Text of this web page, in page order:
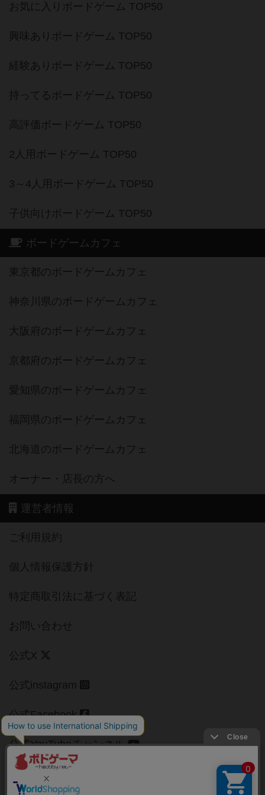
お気に入りボードゲーム TOP50
興味ありボードゲーム TOP50
経験ありボードゲーム TOP50
持ってるボードゲーム TOP50
高評価ボードゲーム TOP50
2人用ボードゲーム TOP50
3～4人用ボードゲーム TOP50
子供向けボードゲーム TOP50
ボードゲームカフェ
東京都のボードゲームカフェ
神奈川県のボードゲームカフェ
大阪府のボードゲームカフェ
京都府のボードゲームカフェ
愛知県のボードゲームカフェ
福岡県のボードゲームカフェ
北海道のボードゲームカフェ
オーナー・店長の方へ
運営者情報
ご利用規約
個人情報保護方針
特定商取引法に基づく表記
お問い合わせ
公式X
公式instagram
公式Facebook
公式YouTubeチャンネル